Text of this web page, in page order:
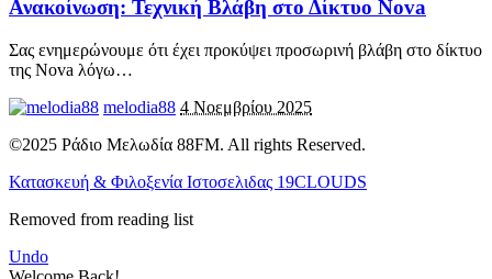
Ανακοίνωση: Τεχνική Βλάβη στο Δίκτυο Nova
Σας ενημερώνουμε ότι έχει προκύψει προσωρινή βλάβη στο δίκτυο
της Nova λόγω…
melodia88 4 Νοεμβρίου 2025
©2025 Ράδιο Μελωδία 88FM. All rights Reserved.
Κατασκευή & Φιλοξενία Ιστοσελιδας 19CLOUDS
Removed from reading list
Undo